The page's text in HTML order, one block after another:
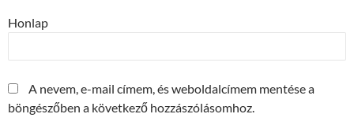
Honlap
A nevem, e-mail címem, és weboldalcímem mentése a
böngészőben a következő hozzászólásomhoz.